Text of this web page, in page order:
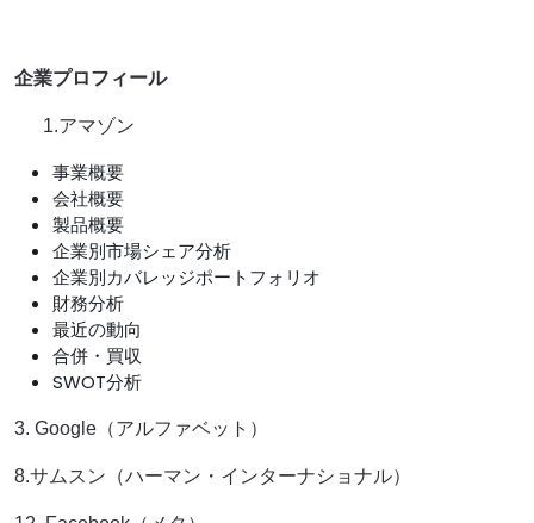
企業プロフィール
1.アマゾン
事業概要
会社概要
製品概要
企業別市場シェア分析
企業別カバレッジポートフォリオ
財務分析
最近の動向
合併・買収
SWOT分析
3. Google（アルファベット）
8.サムスン（ハーマン・インターナショナル）